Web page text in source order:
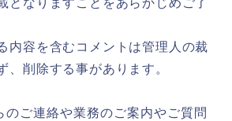
となりますことをあらかじめご了
内容を含むコメントは管理人の裁
、削除する事があります。
のご連絡や業務のご案内やご質問